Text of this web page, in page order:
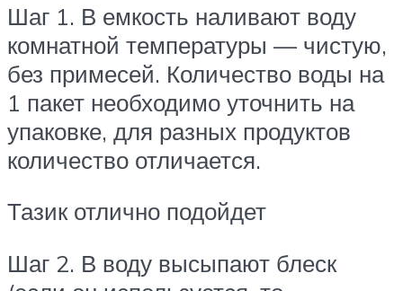
Шаг 1. В емкость наливают воду
комнатной температуры — чистую,
без примесей. Количество воды на
1 пакет необходимо уточнить на
упаковке, для разных продуктов
количество отличается.
Тазик отлично подойдет
Шаг 2. В воду высыпают блеск